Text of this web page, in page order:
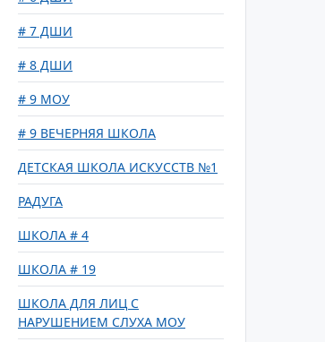
# 7 ДШИ
# 8 ДШИ
# 9 МОУ
# 9 ВЕЧЕРНЯЯ ШКОЛА
ДЕТСКАЯ ШКОЛА ИСКУССТВ №1
РАДУГА
ШКОЛА # 4
ШКОЛА # 19
ШКОЛА ДЛЯ ЛИЦ С
НАРУШЕНИЕМ СЛУХА МОУ